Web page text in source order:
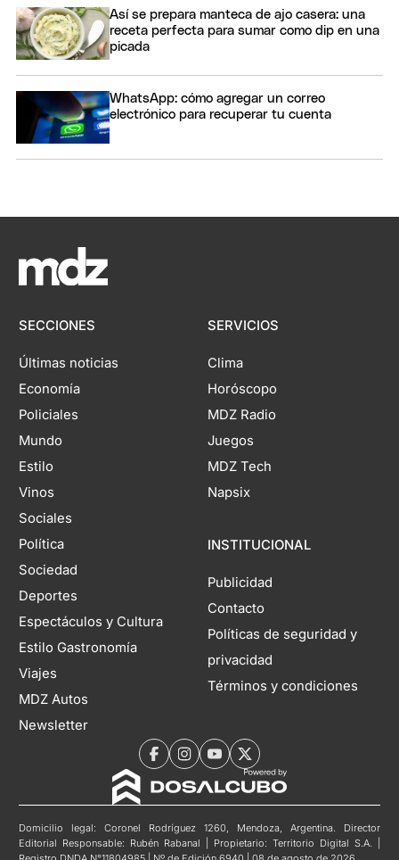
Así se prepara manteca de ajo casera: una
receta perfecta para sumar como dip en una
picada
WhatsApp: cómo agregar un correo
electrónico para recuperar tu cuenta
SECCIONES
Últimas noticias
Economía
Policiales
Mundo
Estilo
Vinos
Sociales
Política
Sociedad
Deportes
Espectáculos y Cultura
Estilo Gastronomía
Viajes
MDZ Autos
Newsletter
SERVICIOS
Clima
Horóscopo
MDZ Radio
Juegos
MDZ Tech
Napsix
INSTITUCIONAL
Publicidad
Contacto
Políticas de seguridad y
privacidad
Términos y condiciones
Domicilio legal: Coronel Rodríguez 1260, Mendoza, Argentina. Director
Editorial Responsable: Rubén Rabanal | Propietario: Territorio Digital S.A. |